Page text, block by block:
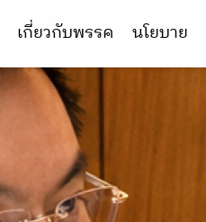
เกี่ยวกับพรรค นโยบาย